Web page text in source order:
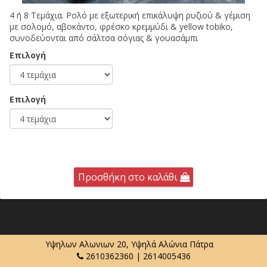
4 ή 8 Τεμάχια. Ρολό με εξωτερική επικάλυψη ρυζιού & γέμιση
με σολομό, αβοκάντο, φρέσκο κρεμμύδι & yellow tobiko,
συνοδεύονται από σάλτσα σόγιας & γουασάμπι
Επιλογή
Επιλογή
Προσθήκη στο καλάθι
Υψηλων Αλωνιων 20, Υψηλά Αλώνια Πάτρα
2610362360 | 2614005436